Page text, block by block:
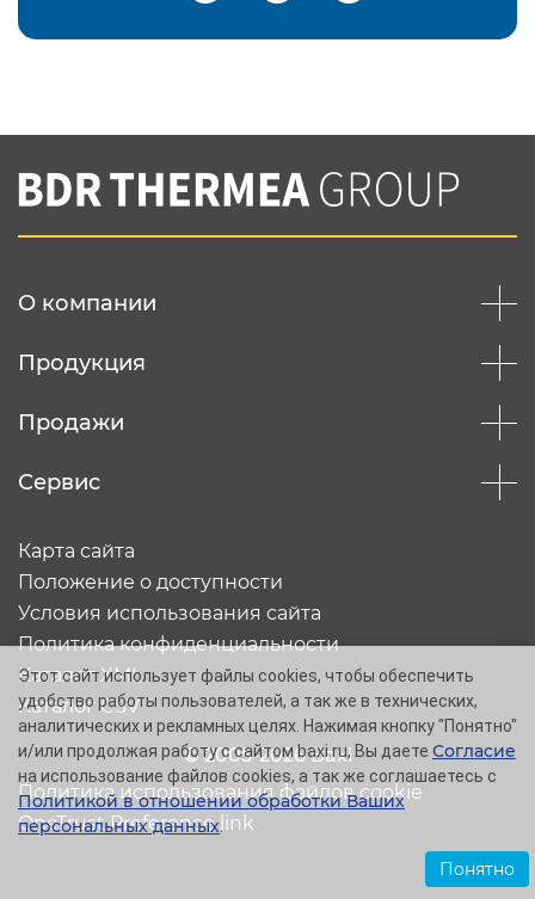
Подтвердить e-mail
Вы соглашаетесь с нашей политикой
конфеденциальности
О компании
Продукция
Продажи
Сервис
© 2005-2026 Baxi
Карта сайта
Положение о доступности
Условия использования сайта
Политика конфиденциальности
Каталог XML
Каталог CSV
Политика использования файлов cookie
OneTrust Preference link
Этот сайт использует файлы cookies, чтобы обеспечить
удобство работы пользователей, а так же в технических,
аналитических и рекламных целях. Нажимая кнопку "Понятно"
и/или продолжая работу с сайтом baxi.ru, Вы даете Согласие
на использование файлов cookies, а так же соглашаетесь с
Политикой в отношении обработки Ваших
персональных данных.
Понятно